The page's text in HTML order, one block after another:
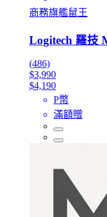
商務旗艦鼠王
Logitech 羅技
(486)
$3,990
$4,190
P幣
滿額贈